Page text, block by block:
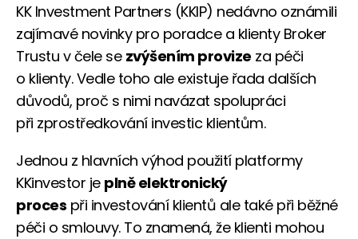
KK Investment Partners (KKIP) nedávno oznámili
zajímavé novinky pro poradce a klienty Broker
Trustu v čele se zvýšením provize za péči
o klienty. Vedle toho ale existuje řada dalších
důvodů, proč s nimi navázat spolupráci
při zprostředkování investic klientům.
Jednou z hlavních výhod použití platformy
KKinvestor je plně elektronický
proces při investování klientů ale také při běžné
péči o smlouvy. To znamená, že klienti mohou